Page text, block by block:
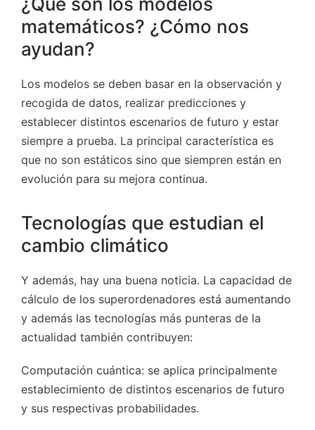
matemáticos? ¿Cómo nos
ayudan?
Los modelos se deben basar en la observación y
recogida de datos, realizar predicciones y
establecer distintos escenarios de futuro y estar
siempre a prueba. La principal característica es
que no son estáticos sino que siempren están en
evolución para su mejora continua.
Tecnologías que estudian el
cambio climático
Y además, hay una buena noticia. La capacidad de
cálculo de los superordenadores está aumentando
y además las tecnologías más punteras de la
actualidad también contribuyen:
Computación cuántica: se aplica principalmente
establecimiento de distintos escenarios de futuro
y sus respectivas probabilidades.